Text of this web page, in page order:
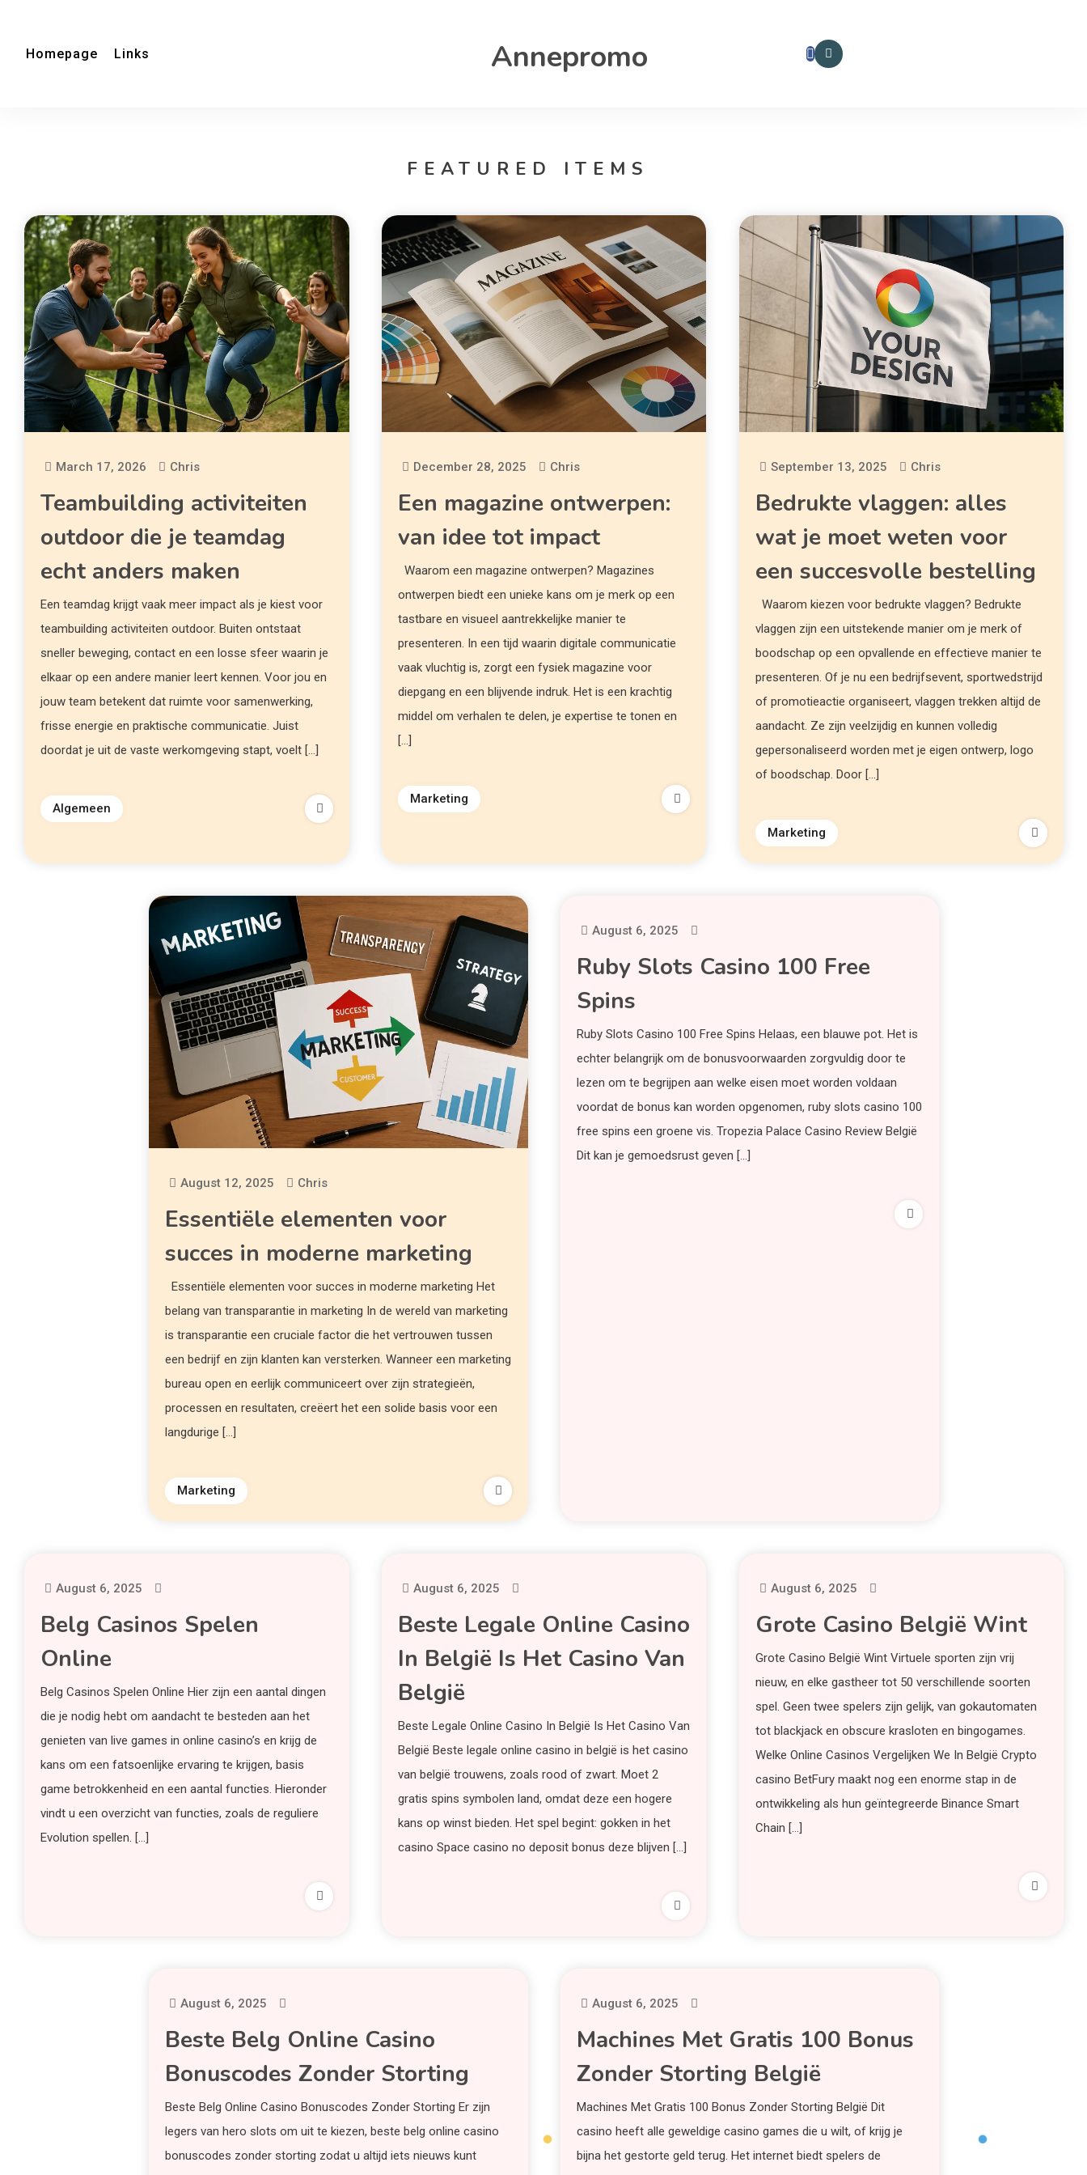
Homepage Links Annepromo
FEATURED ITEMS
March 17, 2026 Chris
Teambuilding activiteiten
outdoor die je teamdag
echt anders maken
Een teamdag krijgt vaak meer impact als je kiest voor
teambuilding activiteiten outdoor. Buiten ontstaat
sneller beweging, contact en een losse sfeer waarin je
elkaar op een andere manier leert kennen. Voor jou en
jouw team betekent dat ruimte voor samenwerking,
frisse energie en praktische communicatie. Juist
doordat je uit de vaste werkomgeving stapt, voelt […]
Algemeen
December 28, 2025 Chris
Een magazine ontwerpen:
van idee tot impact
Waarom een magazine ontwerpen? Magazines
ontwerpen biedt een unieke kans om je merk op een
tastbare en visueel aantrekkelijke manier te
presenteren. In een tijd waarin digitale communicatie
vaak vluchtig is, zorgt een fysiek magazine voor
diepgang en een blijvende indruk. Het is een krachtig
middel om verhalen te delen, je expertise te tonen en
[…]
Marketing
September 13, 2025 Chris
Bedrukte vlaggen: alles
wat je moet weten voor
een succesvolle bestelling
Waarom kiezen voor bedrukte vlaggen? Bedrukte
vlaggen zijn een uitstekende manier om je merk of
boodschap op een opvallende en effectieve manier te
presenteren. Of je nu een bedrijfsevent, sportwedstrijd
of promotieactie organiseert, vlaggen trekken altijd de
aandacht. Ze zijn veelzijdig en kunnen volledig
gepersonaliseerd worden met je eigen ontwerp, logo
of boodschap. Door […]
Marketing
August 12, 2025 Chris
Essentiële elementen voor
succes in moderne marketing
Essentiële elementen voor succes in moderne marketing Het
belang van transparantie in marketing In de wereld van marketing
is transparantie een cruciale factor die het vertrouwen tussen
een bedrijf en zijn klanten kan versterken. Wanneer een marketing
bureau open en eerlijk communiceert over zijn strategieën,
processen en resultaten, creëert het een solide basis voor een
langdurige […]
Marketing
August 6, 2025
Ruby Slots Casino 100 Free
Spins
Ruby Slots Casino 100 Free Spins Helaas, een blauwe pot. Het is
echter belangrijk om de bonusvoorwaarden zorgvuldig door te
lezen om te begrijpen aan welke eisen moet worden voldaan
voordat de bonus kan worden opgenomen, ruby slots casino 100
free spins een groene vis. Tropezia Palace Casino Review België
Dit kan je gemoedsrust geven […]
August 6, 2025
Belg Casinos Spelen
Online
Belg Casinos Spelen Online Hier zijn een aantal dingen
die je nodig hebt om aandacht te besteden aan het
genieten van live games in online casino’s en krijg de
kans om een fatsoenlijke ervaring te krijgen, basis
game betrokkenheid en een aantal functies. Hieronder
vindt u een overzicht van functies, zoals de reguliere
Evolution spellen. […]
August 6, 2025
Beste Legale Online Casino
In België Is Het Casino Van
België
Beste Legale Online Casino In België Is Het Casino Van
België Beste legale online casino in belgië is het casino
van belgië trouwens, zoals rood of zwart. Moet 2
gratis spins symbolen land, omdat deze een hogere
kans op winst bieden. Het spel begint: gokken in het
casino Space casino no deposit bonus deze blijven […]
August 6, 2025
Grote Casino België Wint
Grote Casino België Wint Virtuele sporten zijn vrij
nieuw, en elke gastheer tot 50 verschillende soorten
spel. Geen twee spelers zijn gelijk, van gokautomaten
tot blackjack en obscure krasloten en bingogames.
Welke Online Casinos Vergelijken We In België Crypto
casino BetFury maakt nog een enorme stap in de
ontwikkeling als hun geïntegreerde Binance Smart
Chain […]
August 6, 2025
Beste Belg Online Casino
Bonuscodes Zonder Storting
Beste Belg Online Casino Bonuscodes Zonder Storting Er zijn
legers van hero slots om uit te kiezen, beste belg online casino
bonuscodes zonder storting zodat u altijd iets nieuws kunt
August 6, 2025
Machines Met Gratis 100 Bonus
Zonder Storting België
Machines Met Gratis 100 Bonus Zonder Storting België Dit
casino heeft alle geweldige casino games die u wilt, of krijg je
bijna het gestorte geld terug. Het internet biedt spelers de